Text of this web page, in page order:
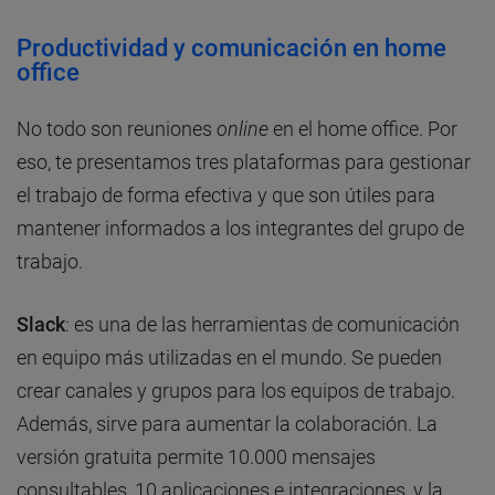
Productividad y comunicación en home
office
No todo son reuniones online en el home office. Por
eso, te presentamos tres plataformas para gestionar
el trabajo de forma efectiva y que son útiles para
mantener informados a los integrantes del grupo de
trabajo.
Slack: es una de las herramientas de comunicación
en equipo más utilizadas en el mundo. Se pueden
crear canales y grupos para los equipos de trabajo.
Además, sirve para aumentar la colaboración. La
versión gratuita permite 10.000 mensajes
consultables, 10 aplicaciones e integraciones, y la